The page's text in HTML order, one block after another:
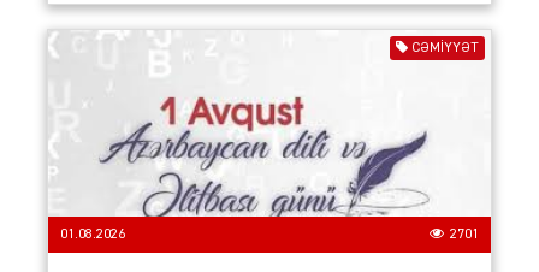
CƏMIYYƏT
01.08.2026 2701